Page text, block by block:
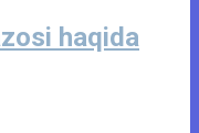
haqida